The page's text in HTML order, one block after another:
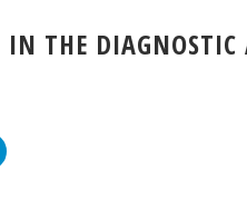
THE